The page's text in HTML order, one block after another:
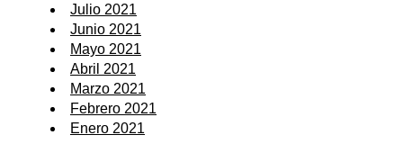
Julio 2021
Junio 2021
Mayo 2021
Abril 2021
Marzo 2021
Febrero 2021
Enero 2021